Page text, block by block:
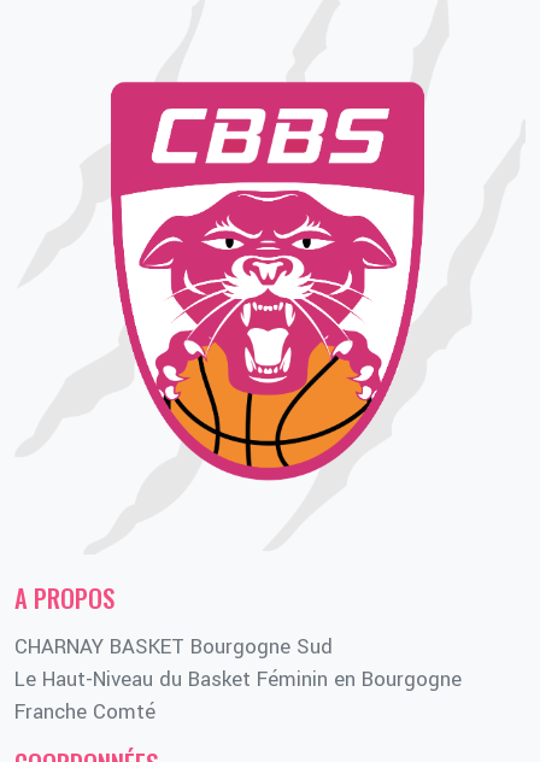
A PROPOS
CHARNAY BASKET Bourgogne Sud
Le Haut-Niveau du Basket Féminin en Bourgogne
Franche Comté